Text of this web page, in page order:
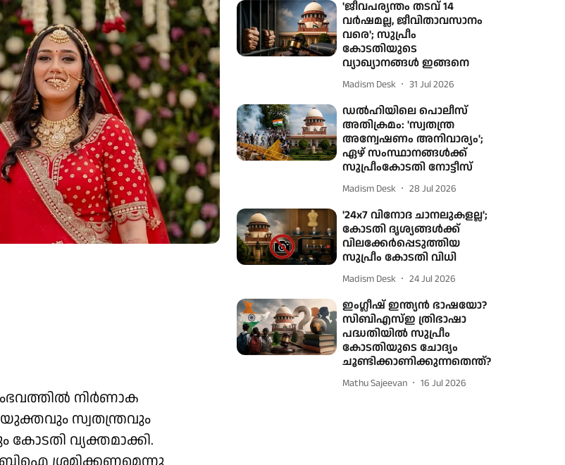
നിർണാക
സ്വതന്ത്രവും
വ്യക്തമാക്കി.
'ജീവപര്യന്തം തടവ് 14
വർഷമല്ല, ജീവിതാവസാനം
വരെ'; സുപ്രീം
കോടതിയുടെ
വ്യാഖ്യാനങ്ങൾ ഇങ്ങനെ
Madism Desk 31 Jul 2026
ഡൽഹിയിലെ പൊലീസ്
അതിക്രമം: 'സ്വതന്ത്ര
അന്വേഷണം അനിവാര്യം';
ഏഴ് സംസ്ഥാനങ്ങൾക്ക്
സുപ്രീംകോടതി നോട്ടീസ്
Madism Desk 28 Jul 2026
'24x7 വിനോദ ചാനലുകളല്ല';
കോടതി ദൃശ്യങ്ങൾക്ക്
വിലക്കേർപ്പെടുത്തിയ
സുപ്രീം കോടതി വിധി
Madism Desk 24 Jul 2026
ഇംഗ്ലീഷ് ഇന്ത്യന്‍ ഭാഷയോ?
സിബിഎസ്ഇ ത്രിഭാഷാ
പദ്ധതിയില്‍ സുപ്രീം
കോടതിയുടെ ചോദ്യം
ചൂണ്ടിക്കാണിക്കുന്നതെന്ത്?
Mathu Sajeevan 16 Jul 2026